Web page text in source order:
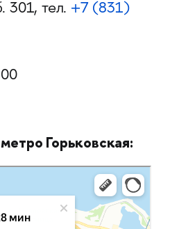
301, тел. +7 (831)
Горьковская: